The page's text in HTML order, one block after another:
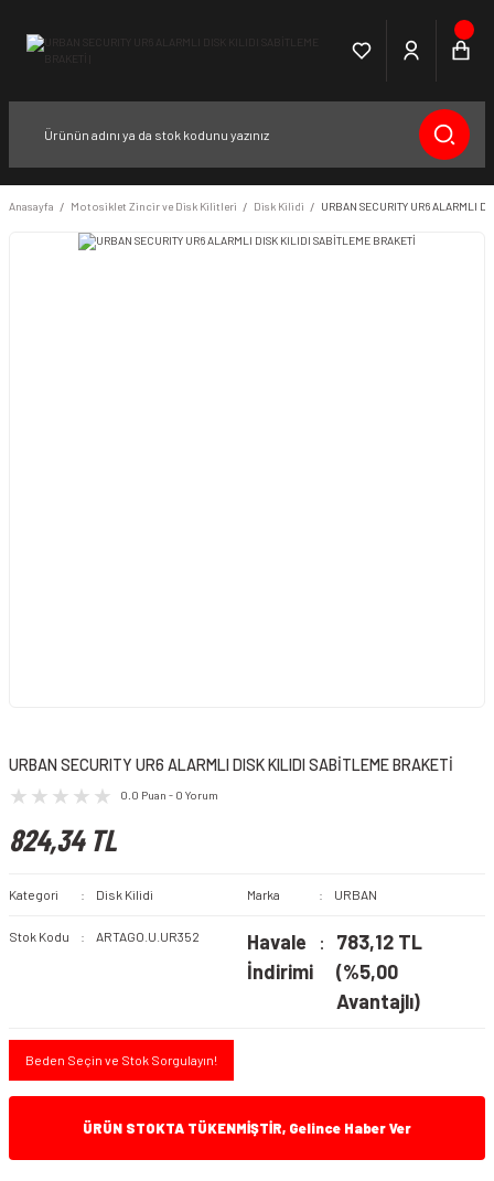
Anasayfa Motosiklet Zincir ve Disk Kilitleri Disk Kilidi URBAN SECURITY UR6 ALARMLI
URBAN SECURITY UR6 ALARMLI DISK KILIDI SABİTLEME BRAKETİ
0.0 Puan - 0 Yorum
824,34 TL
Kategori Disk Kilidi Marka URBAN
Stok Kodu ARTAGO.U.UR352
Havale
İndirimi
783,12 TL
(%5,00
Avantajlı)
Beden Seçin ve Stok Sorgulayın!
ÜRÜN STOKTA TÜKENMİŞTİR, Gelince Haber Ver